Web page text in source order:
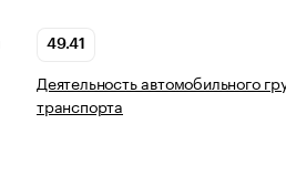
49.41
Деятельность автомобильного
транспорта